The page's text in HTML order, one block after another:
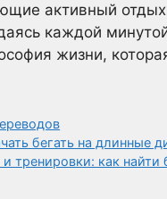
активный
каждой
жизни,
бегать на длинные
тренировки: как найти